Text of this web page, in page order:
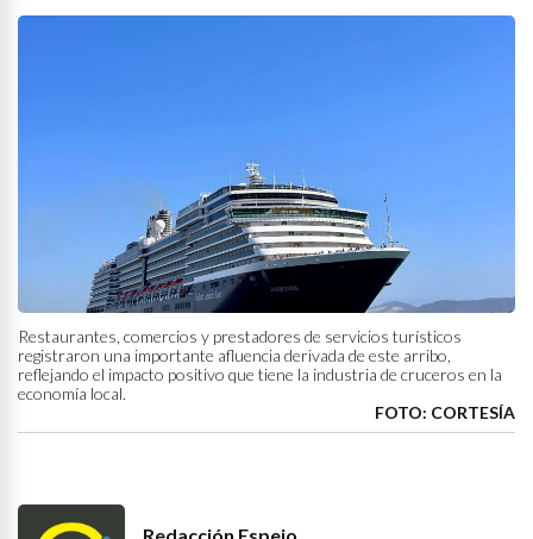
Restaurantes, comercios y prestadores de servicios turísticos
registraron una importante afluencia derivada de este arribo,
reflejando el impacto positivo que tiene la industria de cruceros en la
economía local.
FOTO: CORTESÍA